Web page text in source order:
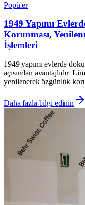
Popüler
1949 Yapımı
Korunması,
İşlemleri
1949 yapımı evlerde
açısından avantajlıdır.
yenilenerek özgünlük
Daha fazla bilgi edinin